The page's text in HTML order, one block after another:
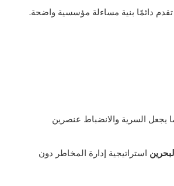
تقدم دائمًا بنية مساءلة مؤسسية واضحة.
يجعل السرية والانضباط عنصرين
استراتيجية إدارة المخاطر دون